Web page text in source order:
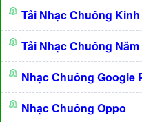
Tải Nhạc Chuông
Tải Nhạc Chuông
Nhạc Chuông Google
Nhạc Chuông Oppo